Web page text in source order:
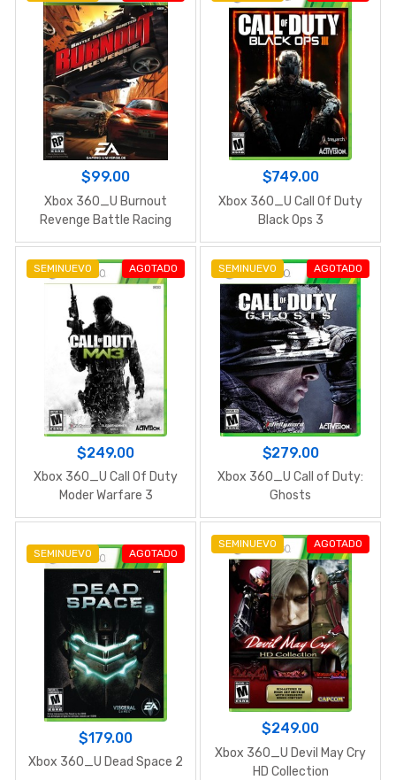
$99.00
Xbox 360_U Burnout
Revenge Battle Racing
Ignited
$749.00
Xbox 360_U Call Of Duty
Black Ops 3
AGOTADO
SEMINUEVO
$249.00
Xbox 360_U Call Of Duty
Moder Warfare 3
AGOTADO
SEMINUEVO
$279.00
Xbox 360_U Call of Duty:
Ghosts
AGOTADO
SEMINUEVO
$179.00
Xbox 360_U Dead Space 2
AGOTADO
SEMINUEVO
$249.00
Xbox 360_U Devil May Cry
HD Collection